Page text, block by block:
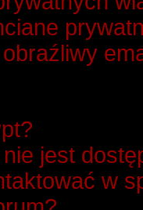
obraźliwy
jest
w